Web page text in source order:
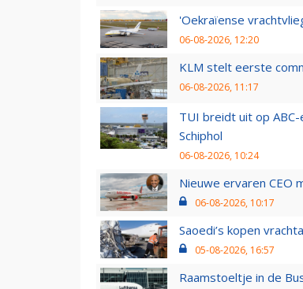
'Oekraïense
06-08-2026, 12:20
KLM stelt eerste
06-08-2026, 11:17
TUI breidt uit op
Schiphol
06-08-2026, 10:24
Nieuwe ervaren CEO
06-08-2026, 10:17
Saoedi’s kopen
05-08-2026, 16:57
Raamstoeltje in de